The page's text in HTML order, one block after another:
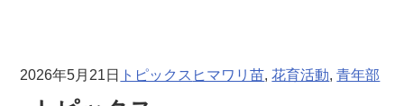
2026年5月21日 トピックス ヒマワリ苗, 花育活動, 青年部